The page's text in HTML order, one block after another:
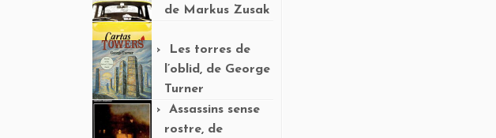
de Markus Zusak
Les torres de
l’oblid, de George
Turner
Assassins sense
rostre, de